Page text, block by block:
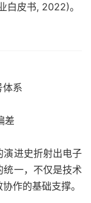
白皮书, 2022)。
体系
差
演进史折射出电子
统一，不仅是技术
作的基础支撑。